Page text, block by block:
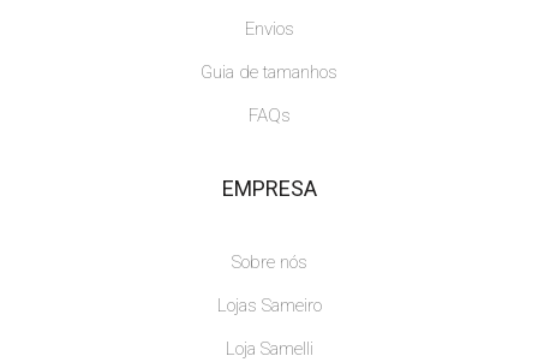
Envios
Guia de tamanhos
FAQs
EMPRESA
Sobre nós
Lojas Sameiro
Loja Samelli